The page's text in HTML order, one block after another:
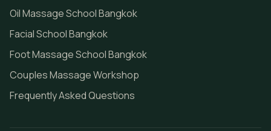
Oil Massage School Bangkok
Facial School Bangkok
Foot Massage School Bangkok
Couples Massage Workshop
Frequently Asked Questions